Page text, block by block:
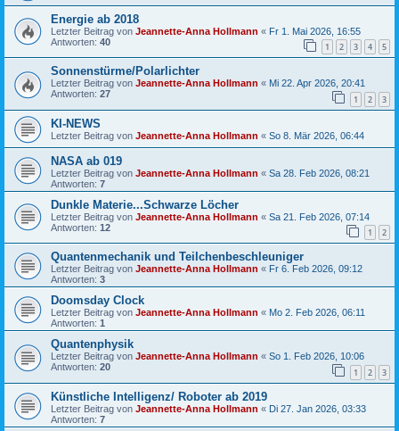
Energie ab 2018
Letzter Beitrag von Jeannette-Anna Hollmann « Fr 1. Mai 2026, 16:55
Antworten: 40 1 2 3 4 5
Sonnenstürme/Polarlichter
Letzter Beitrag von Jeannette-Anna Hollmann « Mi 22. Apr 2026, 20:41
Antworten: 27 1 2 3
KI-NEWS
Letzter Beitrag von Jeannette-Anna Hollmann « So 8. Mär 2026, 06:44
NASA ab 019
Letzter Beitrag von Jeannette-Anna Hollmann « Sa 28. Feb 2026, 08:21
Antworten: 7
Dunkle Materie...Schwarze Löcher
Letzter Beitrag von Jeannette-Anna Hollmann « Sa 21. Feb 2026, 07:14
Antworten: 12 1 2
Quantenmechanik und Teilchenbeschleuniger
Letzter Beitrag von Jeannette-Anna Hollmann « Fr 6. Feb 2026, 09:12
Antworten: 3
Doomsday Clock
Letzter Beitrag von Jeannette-Anna Hollmann « Mo 2. Feb 2026, 06:11
Antworten: 1
Quantenphysik
Letzter Beitrag von Jeannette-Anna Hollmann « So 1. Feb 2026, 10:06
Antworten: 20 1 2 3
Künstliche Intelligenz/ Roboter ab 2019
Letzter Beitrag von Jeannette-Anna Hollmann « Di 27. Jan 2026, 03:33
Antworten: 7